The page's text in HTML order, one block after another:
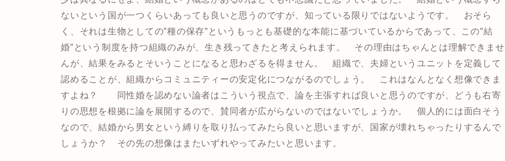
ないという国が一つくらいあっても良いと思うのですが、知っている限りではないようです。 おそら
く、それは生物としての”種の保存”というもっとも基礎的な本能に基づいているからであって、この”結
婚”という制度を持つ組織のみが、生き残ってきたと考えられます。 その理由はちゃんとは理解できませ
んが、結果をみるとそいうことになると思わざるを得ません。 組織で、夫婦というユニットを定義して
認めることが、組織からコミュニティーの安定化につながるのでしょう。 これはなんとなく想像できま
すよね？ 同性婚を認めない論者はこういう視点で、論を主張すれば良いと思うのですが、どうも右寄
りの思想を根拠に論を展開するので、賛同者が広がらないのではないでしょうか。 個人的には面白そう
なので、結婚から男女という縛りを取り払ってみたら良いと思いますが、国家が壊れちゃったりするんで
しょうか？ その先の想像はまたいずれやってみたいと思います。